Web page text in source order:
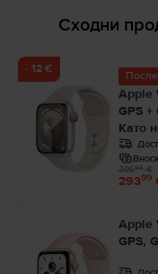
Сходни
- 12 €
Apple
GPS
Като
29399
30599€
Apple
GPS,